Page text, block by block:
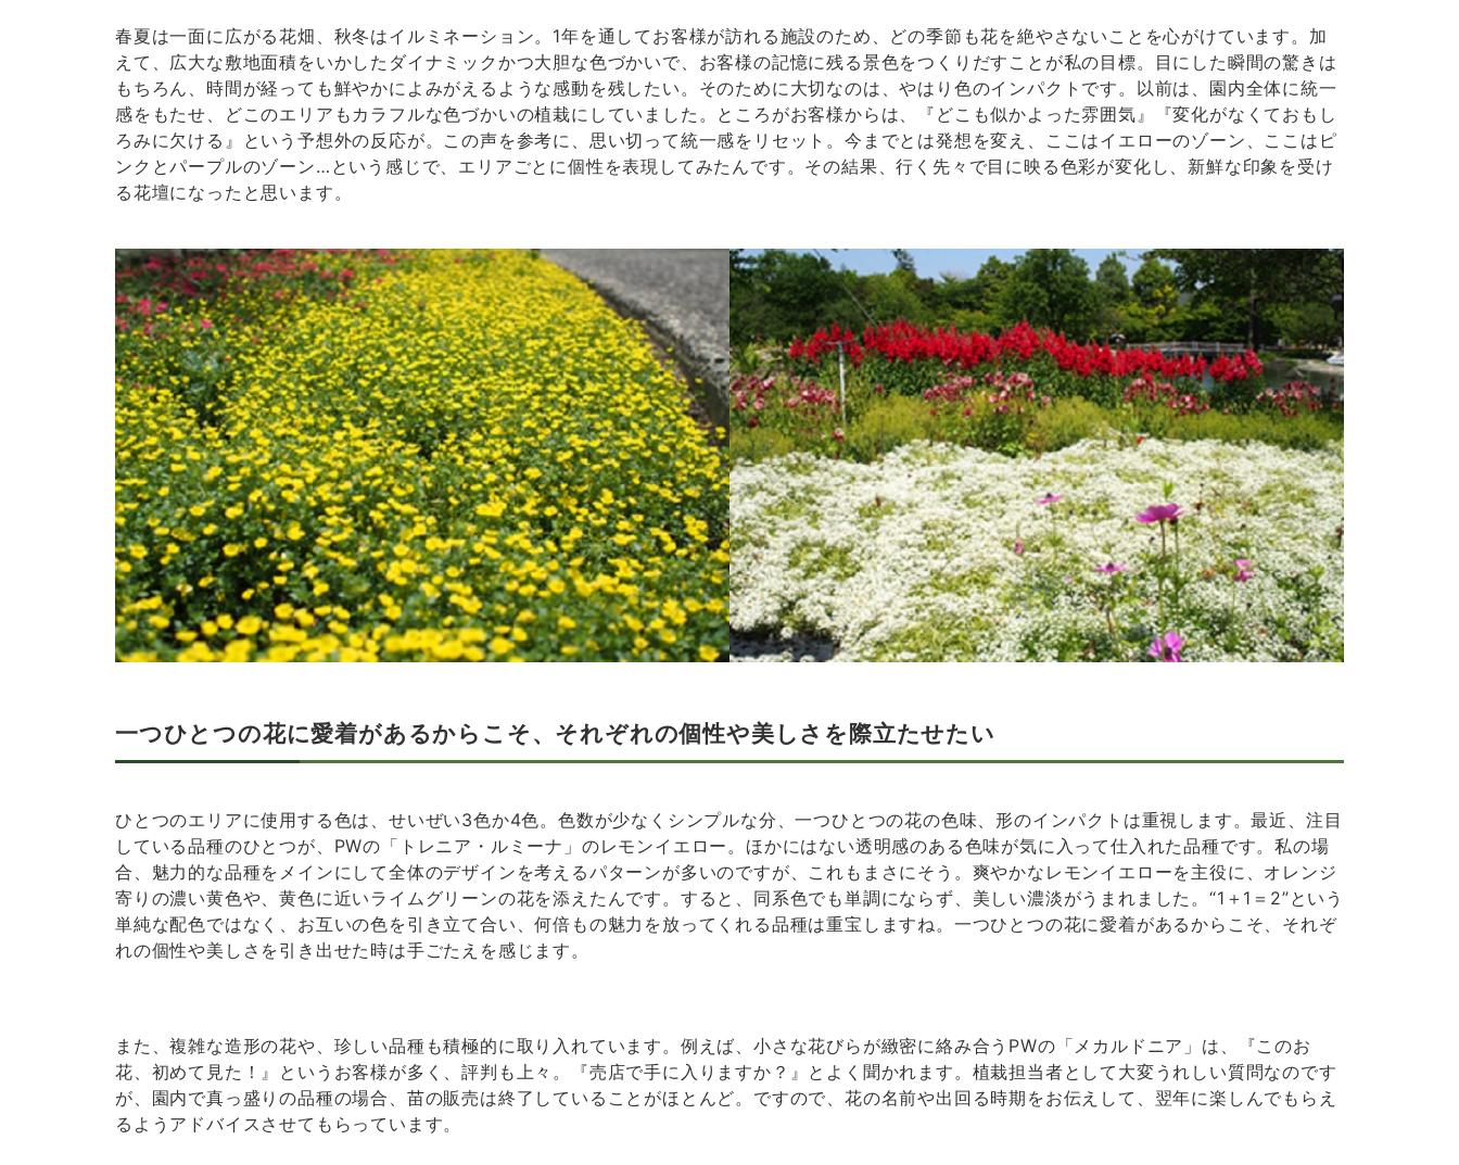
春夏は一面に広がる花畑、秋冬はイルミネーション。1年を通してお客様が訪れる施設のため、どの季節も花を絶やさないことを心がけています。加
えて、広大な敷地面積をいかしたダイナミックかつ大胆な色づかいで、お客様の記憶に残る景色をつくりだすことが私の目標。目にした瞬間の驚きは
もちろん、時間が経っても鮮やかによみがえるような感動を残したい。そのために大切なのは、やはり色のインパクトです。以前は、園内全体に統一
感をもたせ、どこのエリアもカラフルな色づかいの植栽にしていました。ところがお客様からは、『どこも似かよった雰囲気』『変化がなくておもし
ろみに欠ける』という予想外の反応が。この声を参考に、思い切って統一感をリセット。今までとは発想を変え、ここはイエローのゾーン、ここはピ
ンクとパープルのゾーン…という感じで、エリアごとに個性を表現してみたんです。その結果、行く先々で目に映る色彩が変化し、新鮮な印象を受け
る花壇になったと思います。
一つひとつの花に愛着があるからこそ、それぞれの個性や美しさを際立たせたい
ひとつのエリアに使用する色は、せいぜい3色か4色。色数が少なくシンプルな分、一つひとつの花の色味、形のインパクトは重視します。最近、注目
している品種のひとつが、PWの「トレニア・ルミーナ」のレモンイエロー。ほかにはない透明感のある色味が気に入って仕入れた品種です。私の場
合、魅力的な品種をメインにして全体のデザインを考えるパターンが多いのですが、これもまさにそう。爽やかなレモンイエローを主役に、オレンジ
寄りの濃い黄色や、黄色に近いライムグリーンの花を添えたんです。すると、同系色でも単調にならず、美しい濃淡がうまれました。“1＋1＝2”という
単純な配色ではなく、お互いの色を引き立て合い、何倍もの魅力を放ってくれる品種は重宝しますね。一つひとつの花に愛着があるからこそ、それぞ
れの個性や美しさを引き出せた時は手ごたえを感じます。
また、複雑な造形の花や、珍しい品種も積極的に取り入れています。例えば、小さな花びらが緻密に絡み合うPWの「メカルドニア」は、『このお
花、初めて見た！』というお客様が多く、評判も上々。『売店で手に入りますか？』とよく聞かれます。植栽担当者として大変うれしい質問なのです
が、園内で真っ盛りの品種の場合、苗の販売は終了していることがほとんど。ですので、花の名前や出回る時期をお伝えして、翌年に楽しんでもらえ
るようアドバイスさせてもらっています。